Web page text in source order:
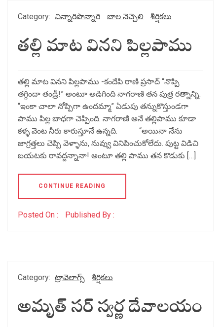
Category: చిన్నారిపొన్నారి బాల నెచ్చెలి శీర్షికలు
తల్లి మాట వినని పిల్లపాము
తల్లి మాట వినని పిల్లపాము -కందేపి రాణి ప్రసాద్ “నొప్పి
తగ్గిందా తండ్రీ!” అంటూ అడిగింది నాగరాణి తన పుత్ర రత్నాన్ని.
“ఇంకా చాలా నోప్పిగా ఉందమ్మా” ఏడుపు తన్నుకొస్తుండగా
పాము పిల్ల బాధగా చెప్పింది. నాగరాణి అనే తల్లిపాము కూడా
కళ్ళ వెంట నీరు కారుస్తూనే ఉన్నది. “అయినా నేను
జాగ్రత్తలు చెప్పి వెళ్ళాను, నువ్వు వినిపించుకోలేదు. పుట్ట విడిచి
బయటకు రావద్దన్నానా! అంటూ తల్లి పాము తన కొడుకు […]
CONTINUE READING
Posted On : Published By :
Category: ట్రావెలాగ్స్ శీర్షికలు
అమృత్ సర్ స్వర్ణ దేవాలయం